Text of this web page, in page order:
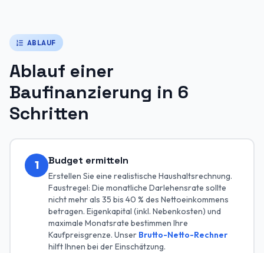
ABLAUF
Ablauf einer
Baufinanzierung in 6
Schritten
1 Budget ermitteln
Erstellen Sie eine realistische Haushaltsrechnung.
Faustregel: Die monatliche Darlehensrate sollte
nicht mehr als 35 bis 40 % des Nettoeinkommens
betragen. Eigenkapital (inkl. Nebenkosten) und
maximale Monatsrate bestimmen Ihre
Kaufpreisgrenze. Unser Brutto-Netto-Rechner
hilft Ihnen bei der Einschätzung.